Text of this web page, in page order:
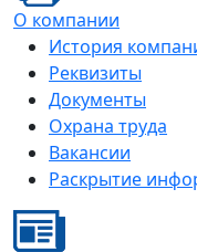
О компании
История
Реквизиты
Документы
Охрана труда
Вакансии
Раскрытие